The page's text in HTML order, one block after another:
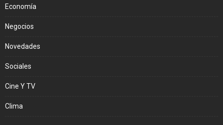
Economía
Negocios
Novedades
Sociales
Cine Y TV
Clima